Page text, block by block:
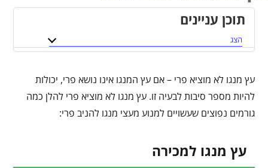
תוכן עניינים
הצג
עץ מנגו לא מוציא פרי – אם עץ המנגו אינו נושא פרי, יכולות
להיות מספר סיבות לבעיה זו. עץ מנגו לא מוציא פרי להלן כמה
גורמים נפוצים שעשויים למנוע מעצי מנגו להניב פרי:
עץ מנגו למכירה